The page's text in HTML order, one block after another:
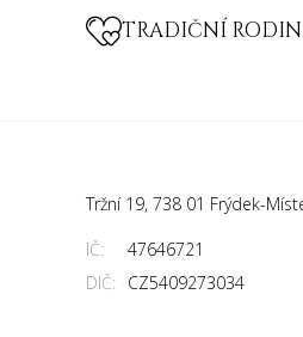
TRADIČNÍ
Tržní 19, 738 01 Frýdek-
IČ:
47646721
DIČ:
CZ5409273034